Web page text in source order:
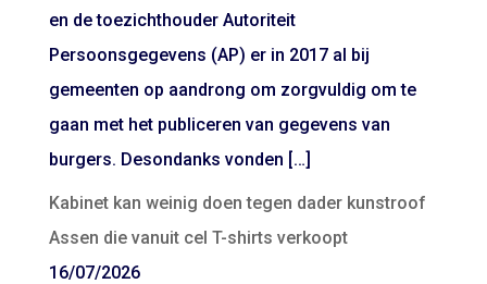
en de toezichthouder Autoriteit
Persoonsgegevens (AP) er in 2017 al bij
gemeenten op aandrong om zorgvuldig om te
gaan met het publiceren van gegevens van
burgers. Desondanks vonden […]
Kabinet kan weinig doen tegen dader kunstroof
Assen die vanuit cel T-shirts verkoopt
16/07/2026